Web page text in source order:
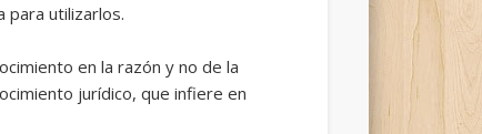
para utilizarlos.
en la razón y no de la
jurídico, que infiere en